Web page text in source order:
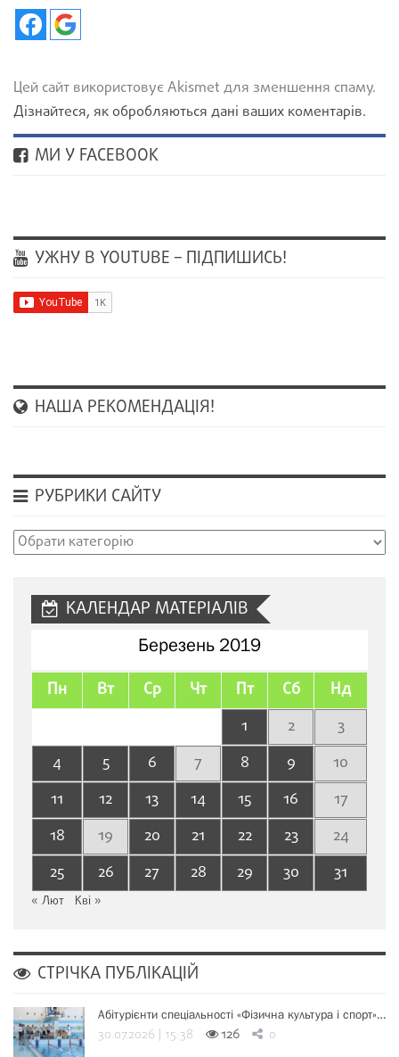
Цей сайт використовує Akismet для зменшення спаму.
Дізнайтеся, як обробляються дані ваших коментарів.
МИ У FACEBOOK
УЖНУ В YOUTUBE – ПІДПИШИСЬ!
НАША РЕКОМЕНДАЦІЯ!
РУБРИКИ САЙТУ
Рубрики
КАЛЕНДАР МАТЕРІАЛІВ
Березень 2019
Пн Вт Ср Чт Пт Сб Нд
1 2
3
4
5 6 7 8 9
10
11
12 13 14 15 16
17
18
19 20 21 22 23
24
25
26 27 28 29 30 31
« Лют Кві »
СТРІЧКА ПУБЛІКАЦІЙ
Абітурієнти спеціальності «Фізична культура і спорт»…
30.07.2026 | 15:38 126 0